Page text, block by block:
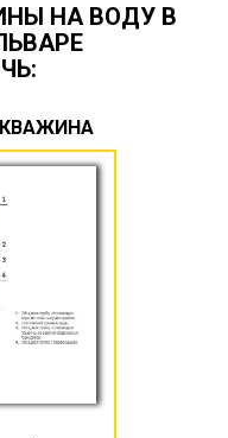
НА ВОДУ В